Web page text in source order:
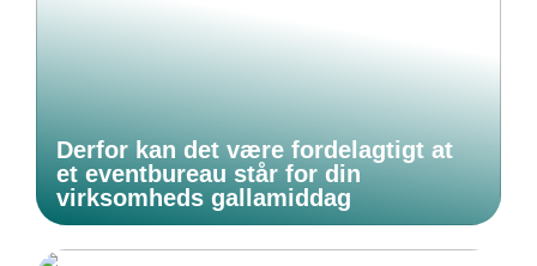
Derfor kan det være fordelagtigt at
et eventbureau står for din
virksomheds gallamiddag